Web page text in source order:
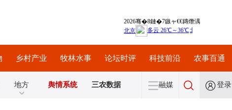
乡村产业 牧林水事 论坛时评 科技前沿 农事百通
地方 舆情系统 三农数据 融媒 登录